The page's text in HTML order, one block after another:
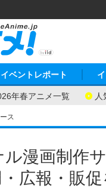
年春アニメ一覧
イベントレポート
ス
漫画制作
広報・販